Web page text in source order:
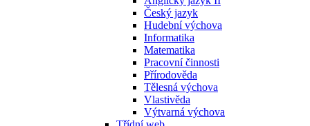
Český jazyk
Hudební výchova
Informatika
Matematika
Pracovní činnosti
Přírodověda
Tělesná výchova
Vlastivěda
Výtvarná výchova